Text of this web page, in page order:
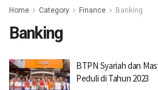
Home Category Finance Banking
Banking
BTPN Syariah dan
Peduli di Tahun 2023